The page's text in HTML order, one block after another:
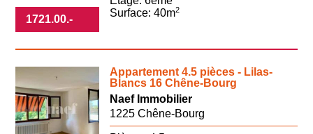
1721.00.-
Surface: 40m2
Appartement 4.5 pièces - Lilas-
Blancs 16 Chêne-Bourg
Naef Immobilier
1225 Chêne-Bourg